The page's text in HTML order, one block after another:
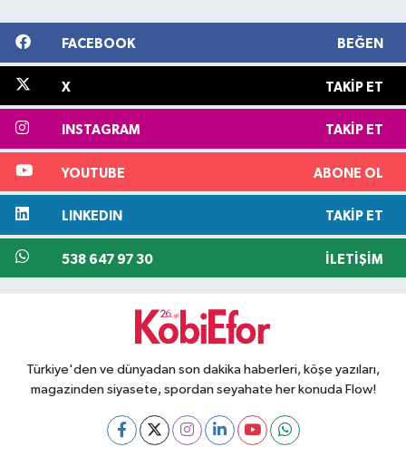
FACEBOOK BEĞEN
X TAKIP ET
INSTAGRAM TAKIP ET
YOUTUBE ABONE OL
LINKEDIN TAKIP ET
538 647 97 30 İLETIŞIM
Türkiye'den ve dünyadan son dakika haberleri, köşe yazıları,
magazinden siyasete, spordan seyahate her konuda Flow!